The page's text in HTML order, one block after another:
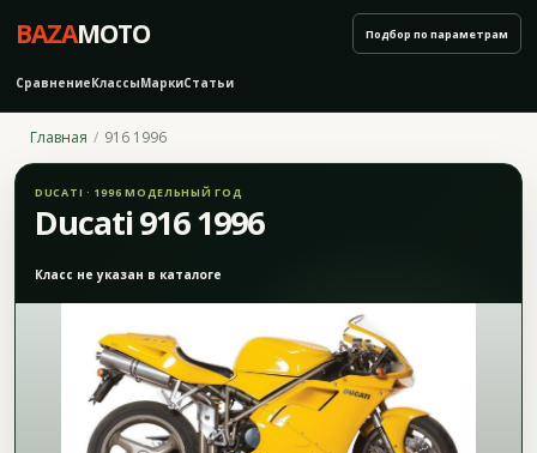
BAZAMOTO
СравнениеКлассыМаркиСтатьи
Подбор по параметрам
Главная 916 1996
DUCATI · 1996 МОДЕЛЬНЫЙ ГОД
Ducati 916 1996
Класс не указан в каталоге